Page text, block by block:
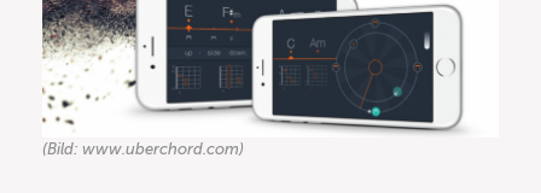
(Bild: www.uberchord.com)